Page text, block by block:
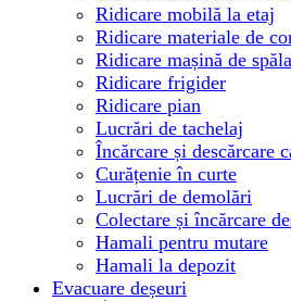
Ridicare mobilă la etaj
Ridicare materiale de
Ridicare mașină de
Ridicare frigider
Ridicare pian
Lucrări de tachelaj
Încărcare și descărcare
Curățenie în curte
Lucrări de demolări
Colectare și încărcare
Hamali pentru mutare
Hamali la depozit
Evacuare deșeuri